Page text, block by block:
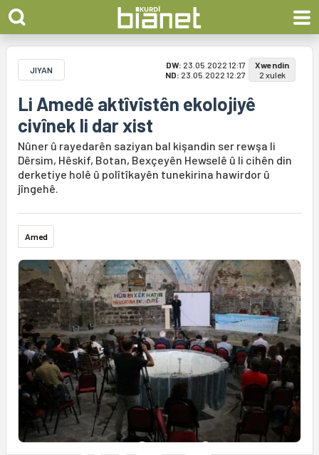
JIYAN DW: 23.05.2022 12:17
ND: 23.05.2022 12:27
Xwendin
2 xulek
Li Amedê aktîvîstên ekolojiyê
civînek li dar xist
Nûner û rayedarên saziyan bal kişandin ser rewşa li
Dêrsim, Hêskif, Botan, Bexçeyên Hewselê û li cihên din
derketiye holê û polîtîkayên tunekirina hawirdor û
jîngehê.
Amed